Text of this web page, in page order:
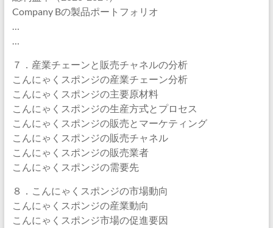
Company Bの製品ポートフォリオ
…
…
７．産業チェーンと販売チャネルの分析
こんにゃくスポンジの産業チェーン分析
こんにゃくスポンジの主要原材料
こんにゃくスポンジの生産方式とプロセス
こんにゃくスポンジの販売とマーケティング
こんにゃくスポンジの販売チャネル
こんにゃくスポンジの販売業者
こんにゃくスポンジの需要先
８．こんにゃくスポンジの市場動向
こんにゃくスポンジの産業動向
こんにゃくスポンジ市場の促進要因